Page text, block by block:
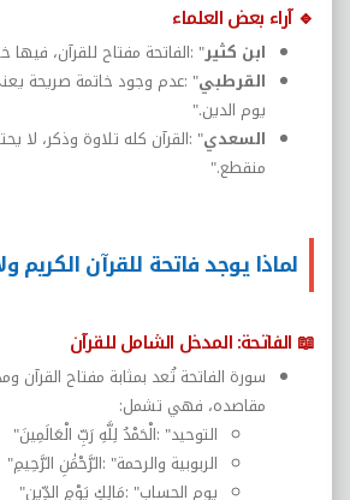
🔹 آراء بعض العلماء
ابن كثير: "الفاتحة مفتاح للقرآن،
القرطبي: "عدم وجود خاتمة صريحة
يوم الدين".
السعدي: "القرآن كله تلاوة وذكر، لا
منقطع".
لماذا يوجد فاتحة للقرآن الكريم
📖 الفاتحة: المدخل الشامل للقرآن
سورة الفاتحة تُعد بمثابة مفتاح القرآن
مقاصده، فهي تشمل:
التوحيد: "الْحَمْدُ لِلَّهِ رَبِّ الْعَالَمِينَ"
الربوبية والرحمة: "الرَّحْمَٰنِ الرَّحِيمِ"
يوم الحساب: "مَالِكِ يَوْمِ الدِّينِ"